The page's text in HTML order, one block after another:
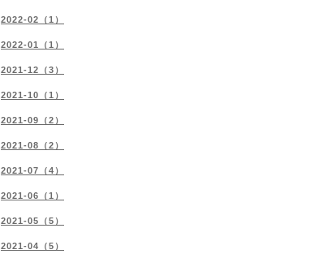
2022-02（1）
2022-01（1）
2021-12（3）
2021-10（1）
2021-09（2）
2021-08（2）
2021-07（4）
2021-06（1）
2021-05（5）
2021-04（5）